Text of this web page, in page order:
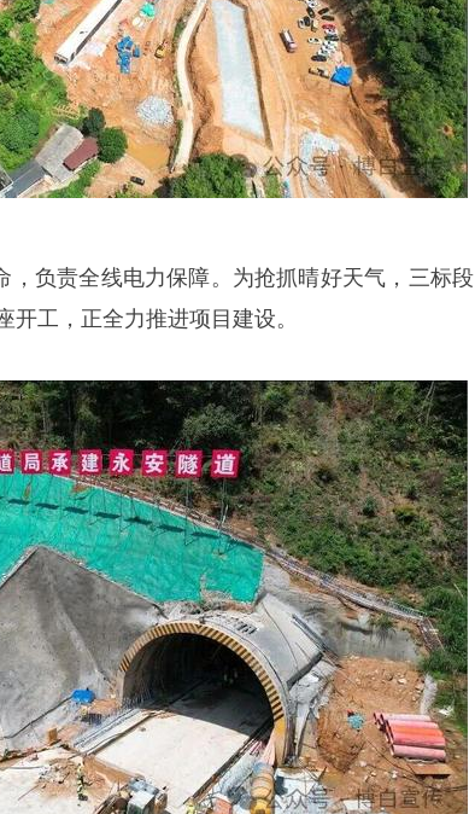
，负责全线电力保障。为抢抓晴好天气，三标段
工，正全力推进项目建设。